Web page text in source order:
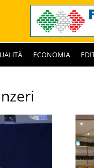
ECONOMIA